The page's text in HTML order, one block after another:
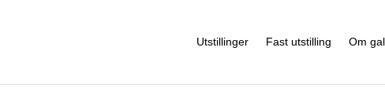
Utstillinger Fast utstilling Om